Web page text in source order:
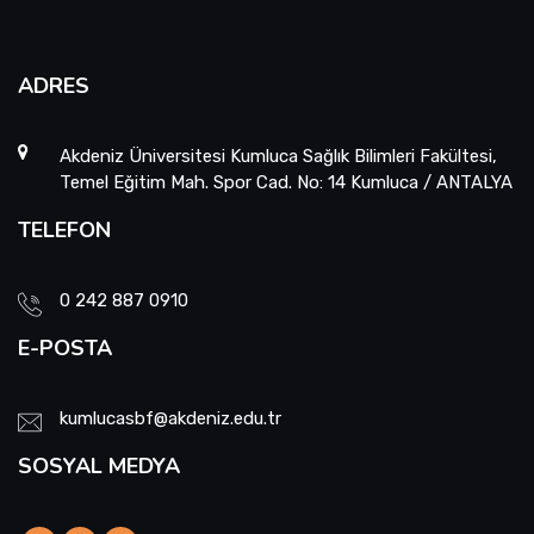
ADRES
Akdeniz Üniversitesi Kumluca Sağlık Bilimleri Fakültesi,
Temel Eğitim Mah. Spor Cad. No: 14 Kumluca / ANTALYA
TELEFON
0 242 887 0910
E-POSTA
kumlucasbf@akdeniz.edu.tr
SOSYAL MEDYA